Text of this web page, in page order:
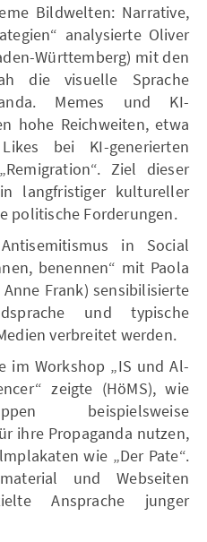
Bildwelten: Narrative,
analysierte Oliver
Württemberg) mit den
die visuelle Sprache
Memes und KI-
hohe Reichweiten, etwa
bei KI-generierten
Ziel dieser
langfristiger kultureller
politische Forderungen.
in Social
benennen“ mit Paola
Frank) sensibilisierte
und typische
verbreitet werden.
im Workshop „IS und Al-
zeigte (HöMS), wie
beispielsweise
ihre Propaganda nutzen,
wie „Der Pate“.
und Webseiten
Ansprache junger